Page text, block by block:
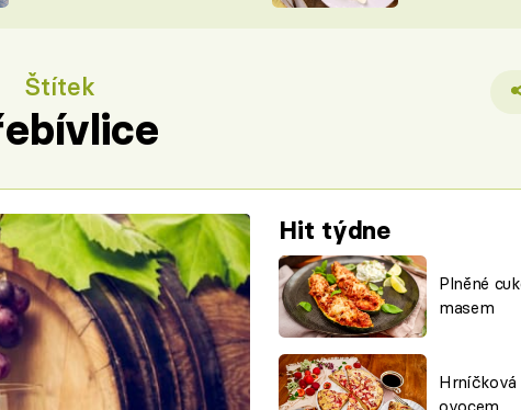
ŠÉFREDAKTORKY
Štítek
Hit týdne
Plněné
masem
Hrníčková